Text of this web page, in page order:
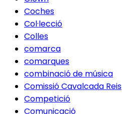
Coches
Col·lecció
Colles
comarca
comarques
combinació de música
Comissió Cavalcada Reis
Competició
Comunicació